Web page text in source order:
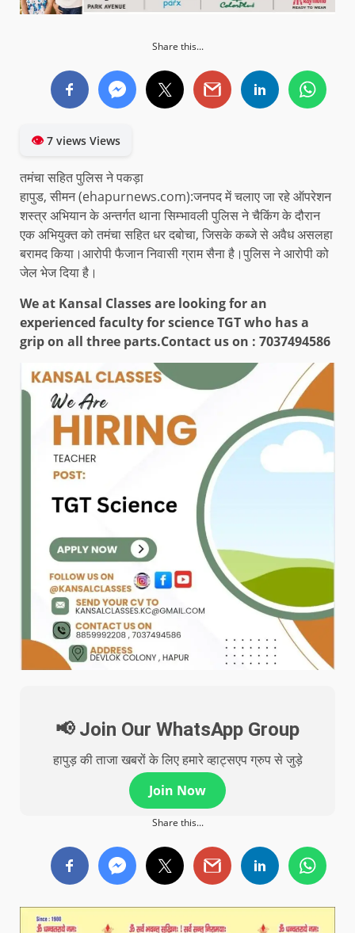
Share this...
👁7 views Views
तमंचा सहित पुलिस ने पकड़ा
हापुड, सीमन (ehapurnews.com):जनपद में चलाए जा रहे ऑपरेशन
शस्त्र अभियान के अन्तर्गत थाना सिम्भावली पुलिस ने चैकिंग के दौरान
एक अभियुक्त को तमंचा सहित धर दबोचा, जिसके कब्जे से अवैध असलहा
बरामद किया।आरोपी फैजान निवासी ग्राम सैना है।पुलिस ने आरोपी को
जेल भेज दिया है।
We at Kansal Classes are looking for an
experienced faculty for science TGT who has a
grip on all three parts.Contact us on : 7037494586
📢 Join Our WhatsApp Group
हापुड़ की ताजा खबरों के लिए हमारे व्हाट्सएप ग्रुप से जुड़े
Join Now
Share this...